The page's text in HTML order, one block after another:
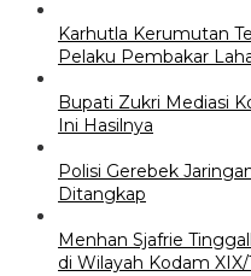
Karhutla Kerumutan
Pelaku Pembakar
Bupati Zukri Mediasi
Ini Hasilnya
Polisi Gerebek
Ditangkap
Menhan Sjafrie
di Wilayah Kodam